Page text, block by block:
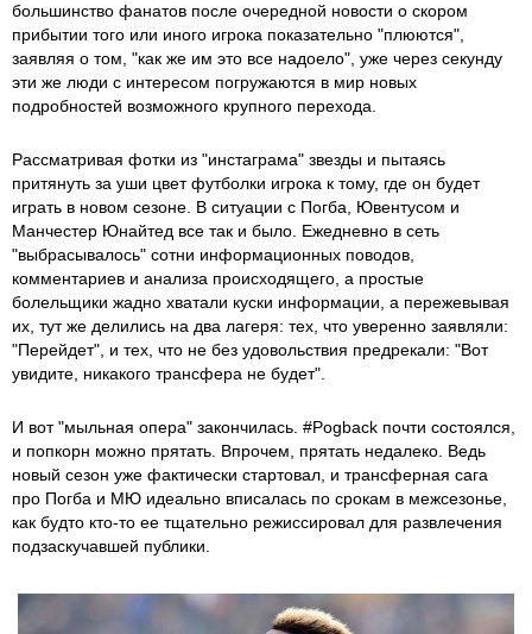
большинство фанатов после очередной новости о скором
прибытии того или иного игрока показательно "плюются",
заявляя о том, "как же им это все надоело", уже через секунду
эти же люди с интересом погружаются в мир новых
подробностей возможного крупного перехода.
Рассматривая фотки из "инстаграма" звезды и пытаясь
притянуть за уши цвет футболки игрока к тому, где он будет
играть в новом сезоне. В ситуации с Погба, Ювентусом и
Манчестер Юнайтед все так и было. Ежедневно в сеть
"выбрасывалось" сотни информационных поводов,
комментариев и анализа происходящего, а простые
болельщики жадно хватали куски информации, а пережевывая
их, тут же делились на два лагеря: тех, что уверенно заявляли:
"Перейдет", и тех, что не без удовольствия предрекали: "Вот
увидите, никакого трансфера не будет".
И вот "мыльная опера" закончилась. #Pogback почти состоялся,
и попкорн можно прятать. Впрочем, прятать недалеко. Ведь
новый сезон уже фактически стартовал, и трансферная сага
про Погба и МЮ идеально вписалась по срокам в межсезонье,
как будто кто-то ее тщательно режиссировал для развлечения
подзаскучавшей публики.